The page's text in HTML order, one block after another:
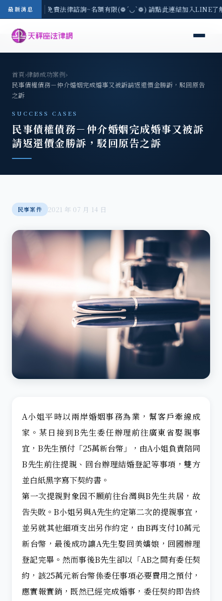
最新消息
-8/3(一) 現場免費法律諮詢~名額有限(❁´◡`❁) 請點此連結加入LINE
首頁›律師成功案例›
民事債權債務－仲介婚姻完成婚事又被訴請返還價金勝訴，駁回原告
之訴
SUCCESS CASES
民事債權債務－仲介婚姻完成婚事又被訴
請返還價金勝訴，駁回原告之訴
民事案件 2021 年 07 月 14 日
A小姐平時以兩岸婚姻事務為業，幫客戶牽線成
家。某日接到B先生委任辦理前往廣東省娶親事
宜，B先生預付「25萬新台幣」，由A小姐負責陪同
B先生前往提親、回台辦理結婚登記等事項，雙方
並白紙黑字寫下契約書。
第一次提親對象因不願前往台灣與B先生共居，故
告失敗。B小姐另與A先生約定第二次的提親事宜，
並另就其他細項支出另作約定，由B再支付10萬元
新台幣，最後成功讓A先生娶回美嬌娘，回國辦理
登記完畢。然而事後B先生卻以「AB之間有委任契
約，該25萬元新台幣係委任事項必要費用之預付，
應實報實銷，既然已經完成婚事，委任契約即告終